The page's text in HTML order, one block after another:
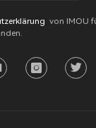
von IMOU